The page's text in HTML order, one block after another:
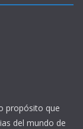
propósito que
del mundo de